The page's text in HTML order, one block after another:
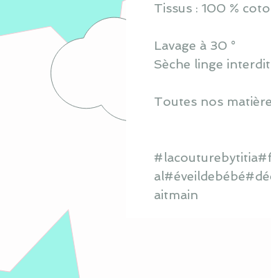
Tissus : 100 %
Lavage à 30 °
Sèche linge interdit
Toutes nos
aitmain